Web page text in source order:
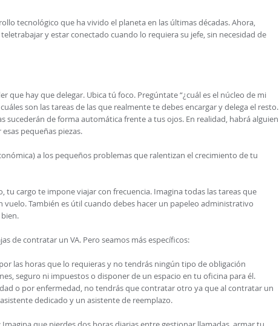
tecnológico que ha vivido el planeta en las últimas décadas. Ahora,
y estar conectado cuando lo requiera su jefe, sin necesidad de
que hay que delegar. Ubica tú foco. Pregúntate “¿cuál es el núcleo de mi
son las tareas de las que realmente te debes encargar y delega el resto.
sucederán de forma automática frente a tus ojos. En realidad, habrá alguien
pequeñas piezas.
a los pequeños problemas que ralentizan el crecimiento de tu
tu cargo te impone viajar con frecuencia. Imagina todas las tareas que
También es útil cuando debes hacer un papeleo administrativo
de contratar un VA. Pero seamos más específicos:
las horas que lo requieras y no tendrás ningún tipo de obligación
seguro ni impuestos o disponer de un espacio en tu oficina para él.
o por enfermedad, no tendrás que contratar otro ya que al contratar un
dedicado y un asistente de reemplazo.